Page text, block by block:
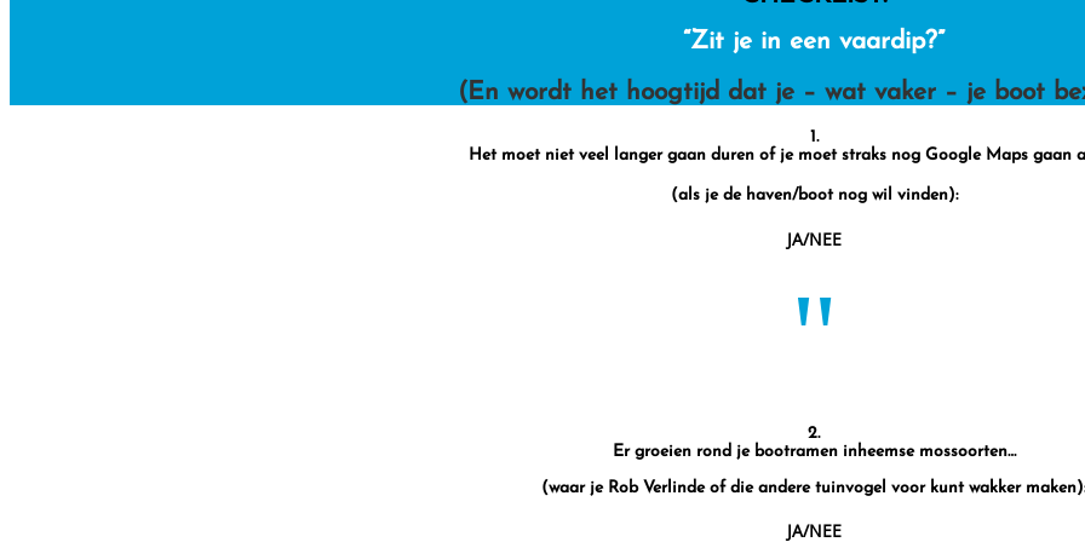
“Zit je in een vaardip?”
(En wordt het hoogtijd dat je – wat vaker – je boot
1.
Het moet niet veel langer gaan duren of je moet straks nog Google Maps gaan
(als je de haven/boot nog wil vinden):
JA/NEE
"
2.
Er groeien rond je bootramen inheemse mossoorten…
(waar je Rob Verlinde of die andere tuinvogel voor kunt wakker maken):
JA/NEE